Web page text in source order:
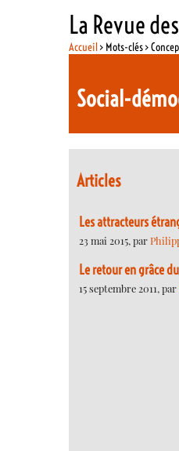
La Revue
Accueil> Mots-clés >
Social-
Articles
Les attracteurs
23 mai 2015, par
Le retour en grâce
15 septembre 2011, par